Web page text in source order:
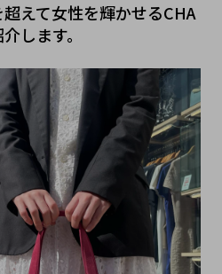
えて女性を輝かせるCHA
します。